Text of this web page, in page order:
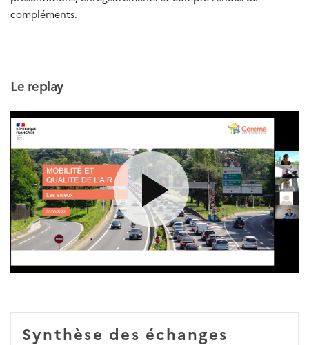
compléments.
Le replay
Synthèse des échanges